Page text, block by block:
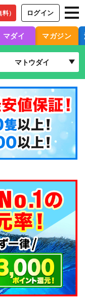
） ログイン
マダイ マガジン
マトウダイ